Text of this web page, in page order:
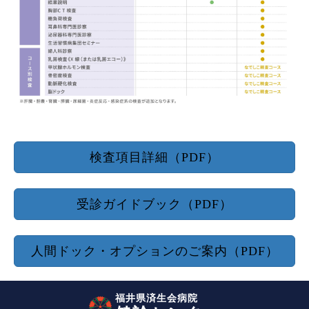
検査項目詳細（PDF）
受診ガイドブック（PDF）
人間ドック・オプションのご案内（PDF）
福井県済生会病院